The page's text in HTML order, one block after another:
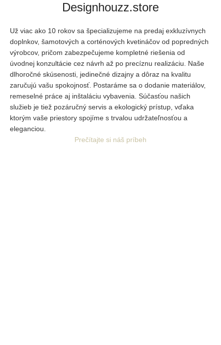
Designhouzz.store
Už viac ako 10 rokov sa špecializujeme na predaj exkluzívnych
doplnkov, šamotových a corténových kvetináčov od popredných
výrobcov, pričom zabezpečujeme kompletné riešenia od
úvodnej konzultácie cez návrh až po precíznu realizáciu. Naše
dlhoročné skúsenosti, jedinečné dizajny a dôraz na kvalitu
zaručujú vašu spokojnosť. Postaráme sa o dodanie materiálov,
remeselné práce aj inštaláciu vybavenia. Súčasťou našich
služieb je tiež pozáručný servis a ekologický prístup, vďaka
ktorým vaše priestory spojíme s trvalou udržateľnosťou a
eleganciou.
Prečítajte si náš príbeh